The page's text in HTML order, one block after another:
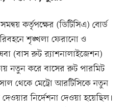
কর্তৃপক্ষের (ডিটিসিএ) বোর্ড
শৃঙ্খলা ফেরানো ও
(বাস রুট র‍্যাশনালাইজেশন)
নতুন করে বাসের রুট পারমিট
থেকে মেট্রো আরটিসিকে নতুন
নির্দেশনা দেওয়া হয়েছিল।